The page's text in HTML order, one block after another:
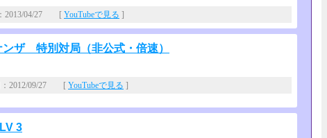
2013/04/27 [ YouTubeで見る ]
特別対局（非公式・倍速）
2012/09/27 [ YouTubeで見る ]
3